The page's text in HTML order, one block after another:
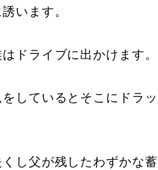
います。
ドライブに出かけます。
しているとそこにドラッ
し父が残したわずかな蓄